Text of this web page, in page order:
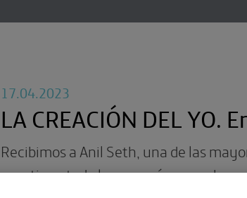
17.04.2023
LA CREACIÓN DEL YO.
Recibimos a Anil Seth, una de las
cuestiona todo lo que creíamos saber